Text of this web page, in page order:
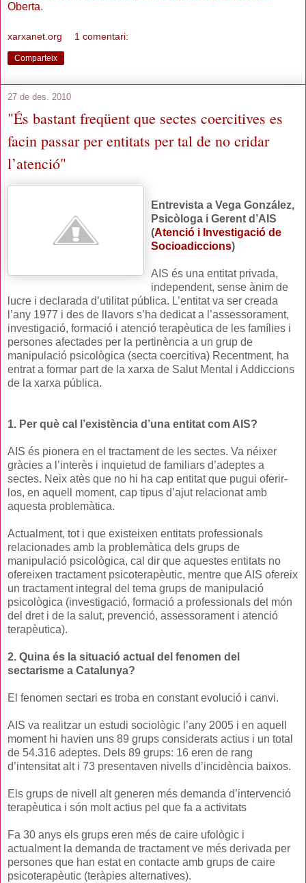
Oberta.
xarxanet.org 1 comentari:
Comparteix
27 de des. 2010
"És bastant freqüent que sectes coercitives es
facin passar per entitats per tal de no cridar
l’atenció"
Entrevista a Vega González,
Psicòloga i Gerent d’AIS
(Atenció i Investigació de
Socioadiccions)
AIS és una entitat privada,
independent, sense ànim de
lucre i declarada d’utilitat pública. L’entitat va ser creada
l’any 1977 i des de llavors s’ha dedicat a l’assessorament,
investigació, formació i atenció terapèutica de les famílies i
persones afectades per la pertinència a un grup de
manipulació psicològica (secta coercitiva) Recentment, ha
entrat a formar part de la xarxa de Salut Mental i Addiccions
de la xarxa pública.
1. Per què cal l’existència d’una entitat com AIS?
AIS és pionera en el tractament de les sectes. Va néixer
gràcies a l’interès i inquietud de familiars d’adeptes a
sectes. Neix atès que no hi ha cap entitat que pugui oferir-
los, en aquell moment, cap tipus d’ajut relacionat amb
aquesta problemàtica.
Actualment, tot i que existeixen entitats professionals
relacionades amb la problemàtica dels grups de
manipulació psicològica, cal dir que aquestes entitats no
ofereixen tractament psicoterapèutic, mentre que AIS ofereix
un tractament integral del tema grups de manipulació
psicològica (investigació, formació a professionals del món
del dret i de la salut, prevenció, assessorament i atenció
terapèutica).
2. Quina és la situació actual del fenomen del
sectarisme a Catalunya?
El fenomen sectari es troba en constant evolució i canvi.
AIS va realitzar un estudi sociològic l’any 2005 i en aquell
moment hi havien uns 89 grups considerats actius i un total
de 54.316 adeptes. Dels 89 grups: 16 eren de rang
d’intensitat alt i 73 presentaven nivells d’incidència baixos.
Els grups de nivell alt generen més demanda d’intervenció
terapèutica i són molt actius pel que fa a activitats
Fa 30 anys els grups eren més de caire ufològic i
actualment la demanda de tractament ve més derivada per
persones que han estat en contacte amb grups de caire
psicoterapèutic (teràpies alternatives).